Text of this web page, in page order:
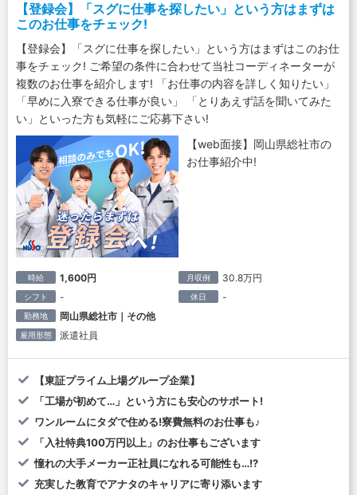
【登録会】「スグに仕事を探したい」という方はまずは
このお仕事をチェック!
【登録会】「スグに仕事を探したい」という方はまずはこのお仕
事をチェック! ご希望の条件に合わせて当社コーディネーターが
複数のお仕事を紹介します! 「お仕事の内容を詳しく知りたい」
「早めに入寮できる仕事が良い」 「とりあえず話を聞いてみた
い」といった方も気軽にご応募下さい!
【web面接】岡山県総社市の
お仕事紹介中!
時給 1,600円 月収例 30.8万円
シフト - 休日 -
勤務地 岡山県総社市｜その他
雇用形態 派遣社員
【東証プライム上場グループ企業】
「工場が初めて…」という方にも安心のサポート!
ワンルームにタダで住める!寮費無料のお仕事も♪
「入社特典100万円以上」のお仕事もございます
憧れの大手メーカー正社員になれる可能性も…!?
充実した教育でアナタのキャリアに寄り添います